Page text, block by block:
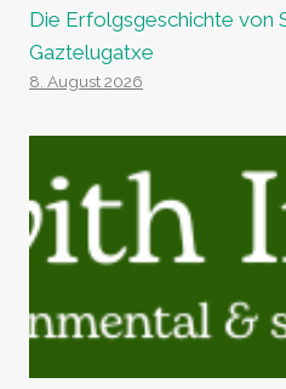
Die Erfolgsgeschichte von
Gaztelugatxe
8. August 2026